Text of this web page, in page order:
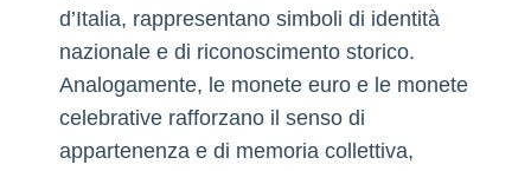
d’Italia, rappresentano simboli di identità
nazionale e di riconoscimento storico.
Analogamente, le monete euro e le monete
celebrative rafforzano il senso di
appartenenza e di memoria collettiva,